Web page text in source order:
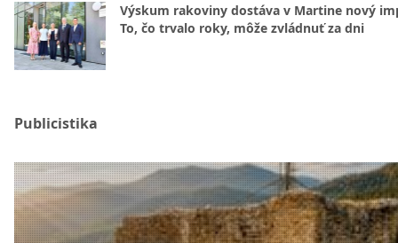
Výskum rakoviny dostáva v Martine nový
To, čo trvalo roky, môže zvládnuť za dni
Publicistika